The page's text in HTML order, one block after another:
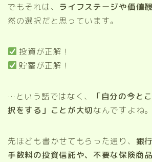
でもそれは、 ライフステージや価値
然の選択だと思っています。
投資が正解！
貯蓄が正解！
…という話ではなく、
「自分の今と
択をする」ことが大切なんですよね。
先ほども書かせてもらった通り、 銀
手数料の投資信託や、不要な保険商